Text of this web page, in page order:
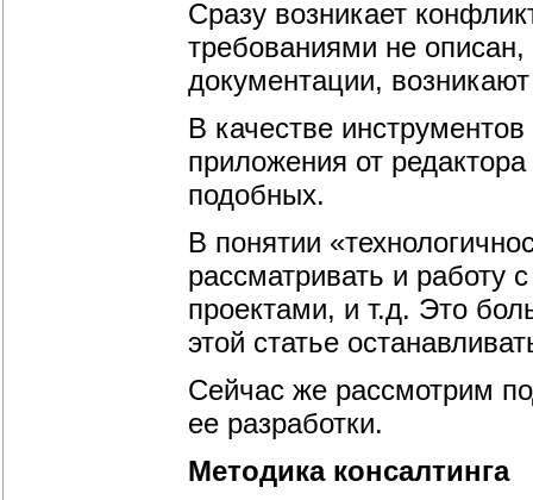
Сразу возникает
требованиями не
документации,
В качестве
приложения от
подобных.
В понятии
рассматривать и работу
проектами, и т.д. Это
этой статье
Сейчас же рассмотрим
ее разработки.
Методика консалтинга